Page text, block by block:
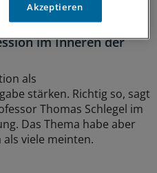
Schlegel: „Krankheit
im Inneren der
als
stärken. Richtig so, sagt
Thomas Schlegel im
Das Thema habe aber
viele meinten.
Akzeptieren